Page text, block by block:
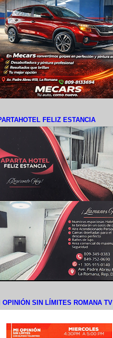
FELIZ ESTANCIA
OPINIÓN SIN LÍMITES ROMANA TV